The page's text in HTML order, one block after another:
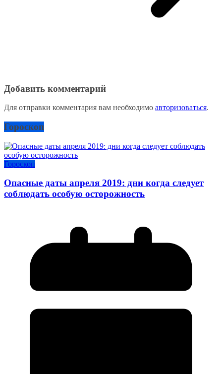
Добавить комментарий
Для отправки комментария вам необходимо авторизоваться.
Гороскоп
Гороскоп
Опасные даты апреля 2019: дни когда следует
соблюдать особую осторожность